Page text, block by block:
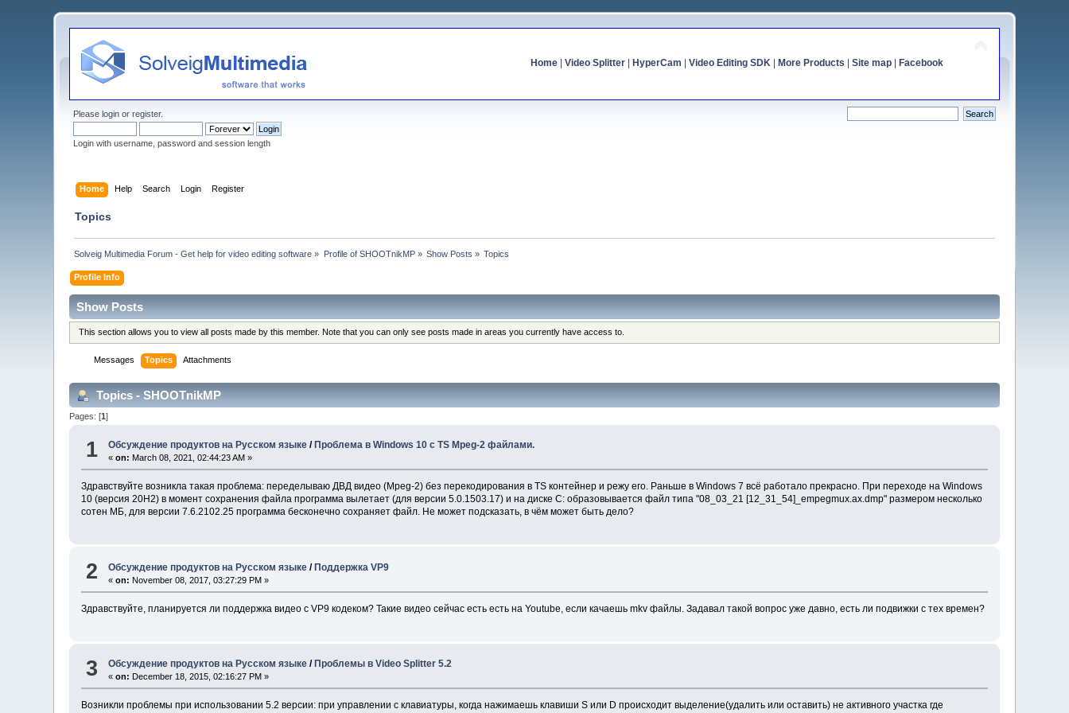
Home| Video Splitter| HyperCam Video Editing SDK| More Products Site map| Facebook
Pleaselogin orregister.
Login with username, password and session length
Home Help Search Login Register
Topics
Solveig Multimedia Forum - Get help for video editing software » Profile of SHOOTnikMP» Show Posts » Topics
Profile Info
Show Posts
This section allows you to view all posts made by this member. Note that you can only see posts made in areas you currently have access to.
Messages Topics Attachments
Topics - SHOOTnikMP
Pages: [1]
1 Обсуждение продуктов на Русском языке / Проблема в Windows 10 с TS Mpeg-2 файлами.
«on: March 08, 2021, 02:44:23 AM »
Здравствуйте возникла такая проблема: переделываю ДВД видео (Mpeg-2) без перекодирования в TS контейнер и режу его. Раньше в Windows 7 всё работало прекрасно. При переходе на Windows
10 (версия 20H2) в момент сохранения файла программа вылетает (для версии 5.0.1503.17) и на диске С: образовывается файл типа "08_03_21 [12_31_54]_empegmux.ax.dmp" размером несколько
сотен МБ, для версии 7.6.2102.25 программа бесконечно сохраняет файл. Не может подсказать, в чём может быть дело?
2 Обсуждение продуктов на Русском языке /Поддержка VP9
«on: November 08, 2017, 03:27:29 PM »
Здравствуйте, планируется ли поддержка видео с VP9 кодеком? Такие видео сейчас есть есть на Youtube, если качаешь mkv файлы. Задавал такой вопрос уже давно, есть ли подвижки с тех времен?
3 Обсуждение продуктов на Русском языке / Проблемы в Video Splitter 5.2
«on: December 18, 2015, 02:16:27 PM »
Возникли проблемы при использовании 5.2 версии: при управлении с клавиатуры, когда нажимаешь клавиши S или D происходит выделение(удалить или оставить) не активного участка где